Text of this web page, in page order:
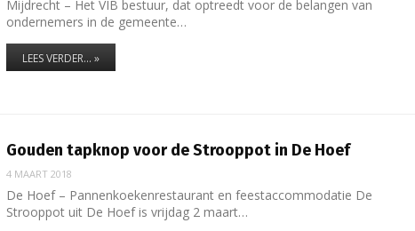
Mijdrecht – Het VIB bestuur, dat optreedt voor de belangen van
ondernemers in de gemeente…
LEES VERDER... »
Gouden tapknop voor de Strooppot in De Hoef
4 MAART 2018
De Hoef – Pannenkoekenrestaurant en feestaccommodatie De
Strooppot uit De Hoef is vrijdag 2 maart…